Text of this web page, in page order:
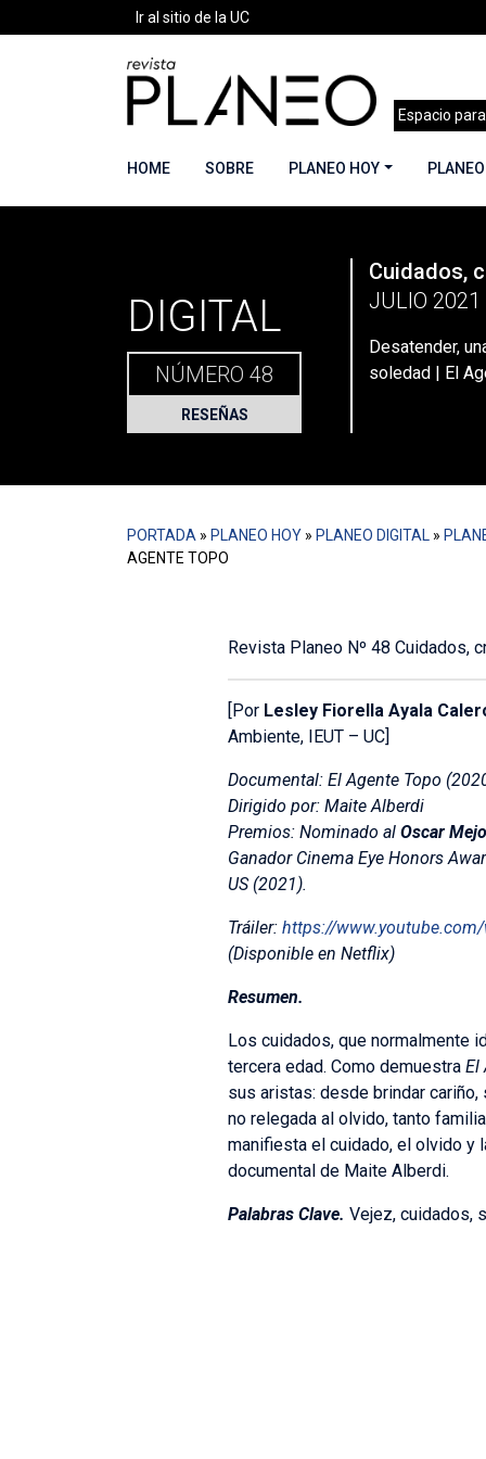
Ir al sitio de la UC
Espacio
HOME SOBRE PLANEO HOY
Planeo Digital»
DIGITAL
NÚMERO 48
RESEÑAS
Cuidados,
JULIO 2021
Desatender,
soledad | El
PORTADA » PLANEO HOY » PLANEO DIGITAL »
AGENTE TOPO
Revista Planeo Nº 48 Cuidados,
[Por Lesley Fiorella Ayala
Ambiente, IEUT – UC]
Documental: El Agente Topo
Dirigido por: Maite Alberdi
Premios: Nominado al Oscar
Ganador Cinema Eye Honors
US (2021).
Tráiler: https://
(Disponible en Netflix)
Resumen.
Los cuidados, que normalmente
tercera edad. Como demuestra El
sus aristas: desde brindar
no relegada al olvido, tanto
manifiesta el cuidado, el olvido y
documental de Maite Alberdi.
Palabras Clave. Vejez, cuidados,